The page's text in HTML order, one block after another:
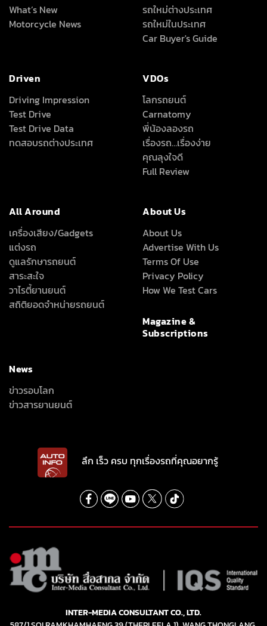
What’s New
Motorcycle News
รถใหม่ต่างประเทศ
รถใหม่ในประเทศ
Car Buyer's Guide
Driven
Driving Impression
Test Drive
Test Drive Data
ทดสอบรถต่างประเทศ
VDOs
โลกรถยนต์
Carnatomy
พี่น้องลองรถ
เรื่องรถ…เรื่องง่าย
คุณลุงใจดี
Full Review
All Around
เครื่องเสียง/Gadgets
แต่งรถ
ดูแลรักษารถยนต์
สาระสะใจ
วาไรตี้ยานยนต์
สถิติยอดจำหน่ายรถยนต์
About Us
About Us
Advertise With Us
Terms Of Use
Privacy Policy
How We Test Cars
Magazine &
Subscriptions
News
ข่าวรอบโลก
ข่าวสารยานยนต์
ลึก เร็ว ครบ ทุกเรื่องรถที่คุณอยากรู้
INTER-MEDIA CONSULTANT CO., LTD.